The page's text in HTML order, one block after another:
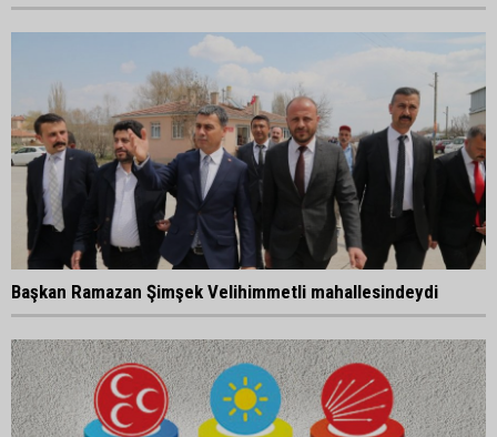
Başkan Ramazan Şimşek Velihimmetli mahallesindeydi